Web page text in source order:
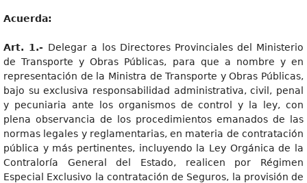
Acuerda:
Art. 1.- Delegar a los Directores Provinciales del Ministerio
de Transporte y Obras Públicas, para que a nombre y en
representación de la Ministra de Transporte y Obras Públicas,
bajo su exclusiva responsabilidad administrativa, civil, penal
y pecuniaria ante los organismos de control y la ley, con
plena observancia de los procedimientos emanados de las
normas legales y reglamentarias, en materia de contratación
pública y más pertinentes, incluyendo la Ley Orgánica de la
Contraloría General del Estado, realicen por Régimen
Especial Exclusivo la contratación de Seguros, la provisión de